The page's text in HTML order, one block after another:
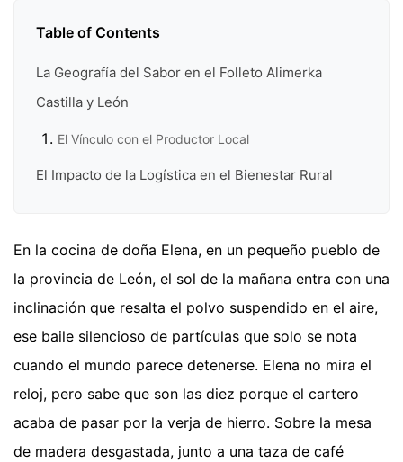
Table of Contents
La Geografía del Sabor en el Folleto Alimerka
Castilla y León
El Vínculo con el Productor Local
El Impacto de la Logística en el Bienestar Rural
En la cocina de doña Elena, en un pequeño pueblo de
la provincia de León, el sol de la mañana entra con una
inclinación que resalta el polvo suspendido en el aire,
ese baile silencioso de partículas que solo se nota
cuando el mundo parece detenerse. Elena no mira el
reloj, pero sabe que son las diez porque el cartero
acaba de pasar por la verja de hierro. Sobre la mesa
de madera desgastada, junto a una taza de café